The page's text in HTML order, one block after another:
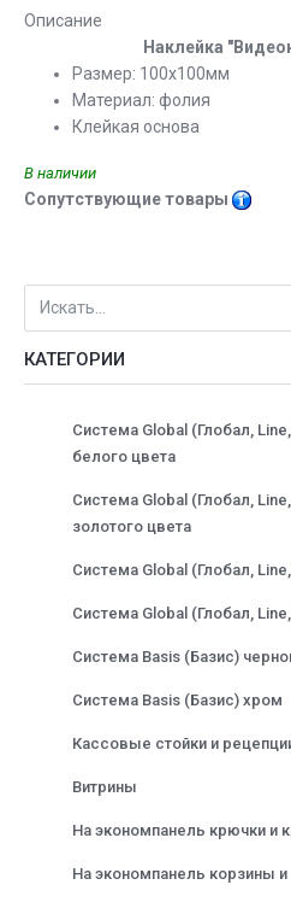
Описание
Наклейка
Размер: 100х100мм
Материал: фолия
Клейкая основа
В наличии
Сопутствующие товары
КАТЕГОРИИ
Система Global (Глобал,
белого цвета
Система Global (Глобал,
золотого цвета
Система Global (Глобал,
Система Global (Глобал,
Система Basis (Базис)
Система Basis (Базис) хром
Кассовые стойки и
Витрины
На экономпанель крючки и
На экономпанель корзины и